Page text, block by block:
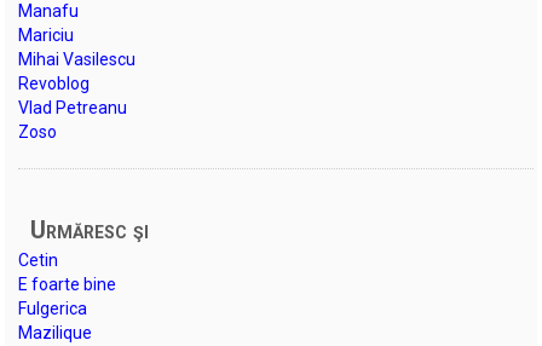
Manafu
Mariciu
Mihai Vasilescu
Revoblog
Vlad Petreanu
Zoso
Urmăresc şi
Cetin
E foarte bine
Fulgerica
Mazilique